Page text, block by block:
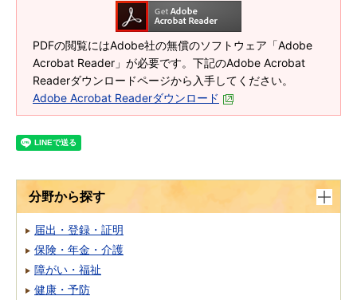
PDFの閲覧にはAdobe社の無償のソフトウェア「Adobe
Acrobat Reader」が必要です。下記のAdobe Acrobat
Readerダウンロードページから入手してください。
Adobe Acrobat Readerダウンロード
分野から探す
届出・登録・証明
保険・年金・介護
障がい・福祉
健康・予防